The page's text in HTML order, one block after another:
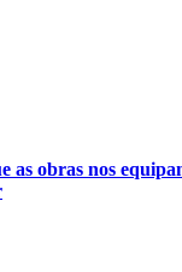
as obras nos